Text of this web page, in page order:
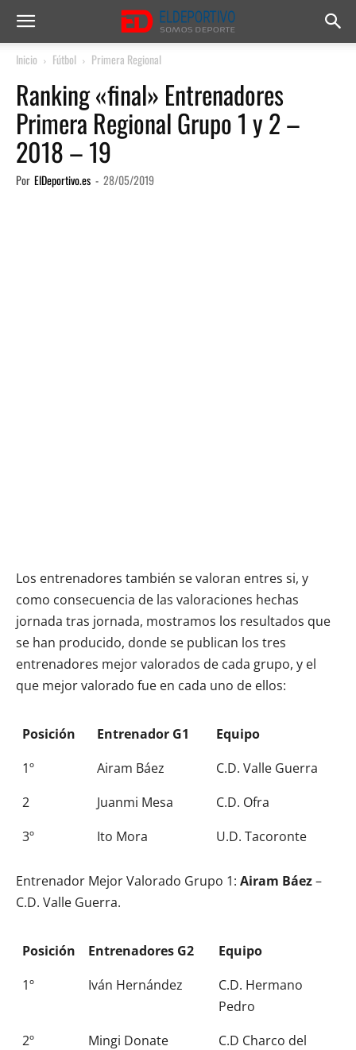
Inicio Fútbol Primera Regional
Ranking «final» Entrenadores
Primera Regional Grupo 1 y 2 –
2018 – 19
Por ElDeportivo.es - 28/05/2019
Los entrenadores también se valoran entres si, y
como consecuencia de las valoraciones hechas
jornada tras jornada, mostramos los resultados que
se han producido, donde se publican los tres
entrenadores mejor valorados de cada grupo, y el
que mejor valorado fue en cada uno de ellos:
Posición Entrenador G1
Equipo
1º
Airam Báez
C.D. Valle Guerra
2
Juanmi Mesa
C.D. Ofra
3º
Ito Mora U.D. Tacoronte
Entrenador Mejor Valorado Grupo 1: Airam Báez–
C.D. Valle Guerra.
Posición Entrenadores G2
Equipo
1º
Iván Hernández
C.D. Hermano
Pedro
2º
Mingi Donate
C.D Charco del